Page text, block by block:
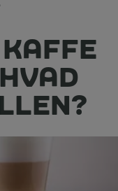
KAFFE